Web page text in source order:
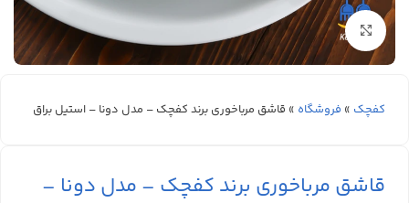
بزرگنمایی تصویر
کفچک » فروشگاه » قاشق مرباخوری برند کفچک – مدل دونا – استیل براق
قاشق مرباخوری برند کفچک – مدل دونا –